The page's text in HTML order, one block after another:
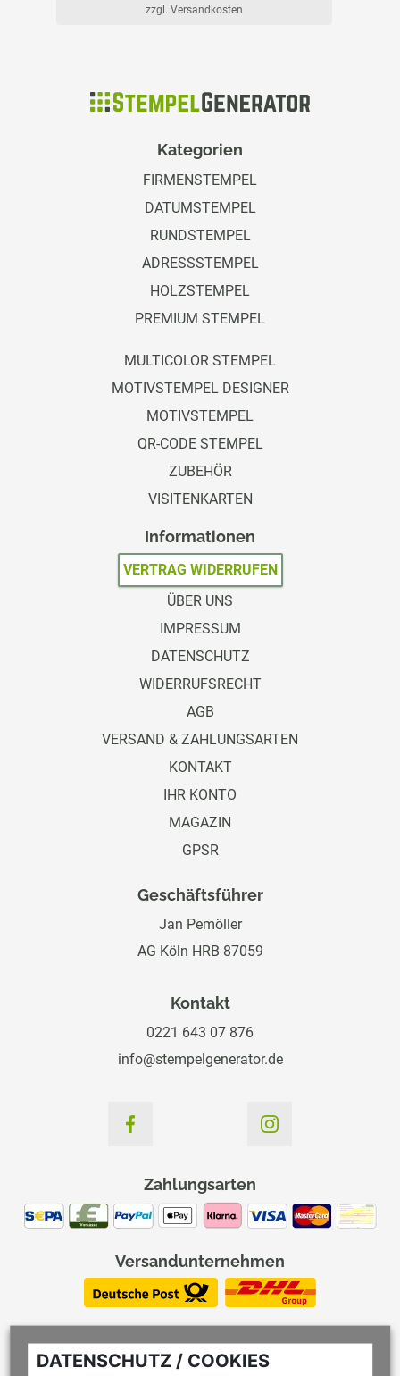
DATENSCHUTZ / COOKIES
zzgl. Versandkosten
Kategorien
FIRMENSTEMPEL
DATUMSTEMPEL
RUNDSTEMPEL
ADRESSSTEMPEL
HOLZSTEMPEL
PREMIUM STEMPEL
MULTICOLOR STEMPEL
MOTIVSTEMPEL DESIGNER
MOTIVSTEMPEL
QR-CODE STEMPEL
ZUBEHÖR
VISITENKARTEN
Informationen
VERTRAG WIDERRUFEN
ÜBER UNS
IMPRESSUM
DATENSCHUTZ
WIDERRUFSRECHT
AGB
VERSAND & ZAHLUNGSARTEN
KONTAKT
IHR KONTO
MAGAZIN
GPSR
Geschäftsführer
Jan Pemöller
AG Köln HRB 87059
Kontakt
0221 643 07 876
info@stempelgenerator.de
Zahlungsarten
Versandunternehmen